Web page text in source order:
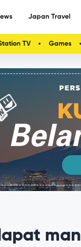
Japan Travel
TV Games